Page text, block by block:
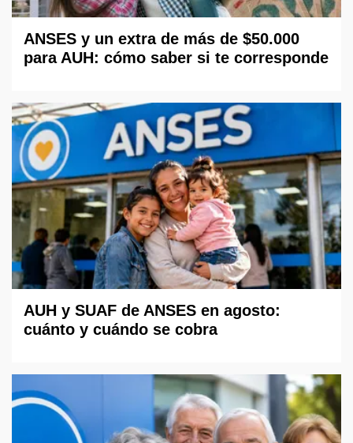
ANSES y un extra de más de $50.000
para AUH: cómo saber si te corresponde
AUH y SUAF de ANSES en agosto:
cuánto y cuándo se cobra